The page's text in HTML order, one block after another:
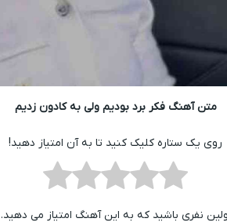
متن آهنگ فکر برد بودیم ولی به کادون زدیم
روی یک ستاره کلیک کنید تا به آن امتیاز دهید!
نفری باشید که به این آهنگ امتیاز می دهید.